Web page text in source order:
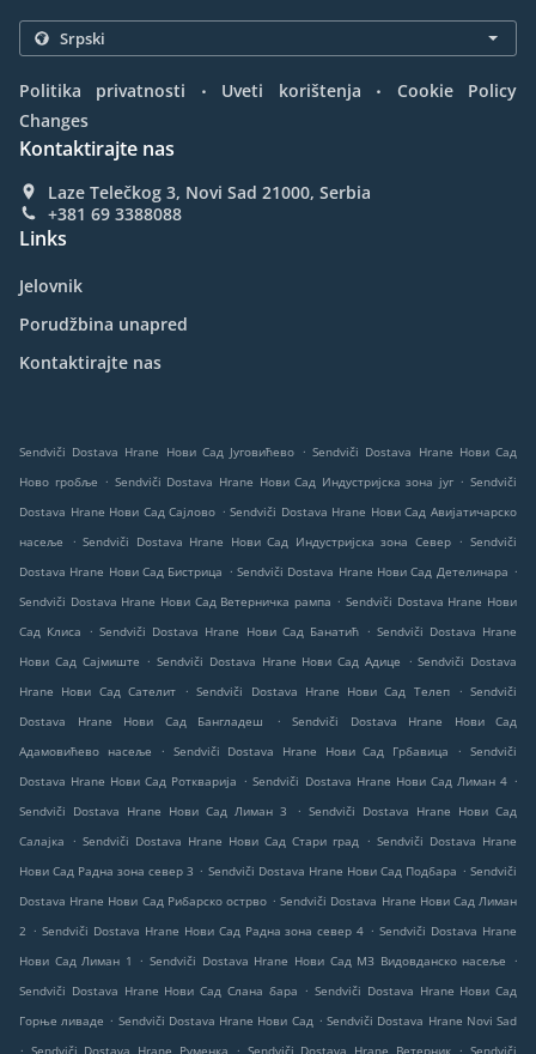
Politika privatnosti . Uveti korištenja .
Cookie Policy
Changes
Kontaktirajte nas
Laze Telečkog 3, Novi Sad 21000, Serbia
+381 69 3388088
Links
Jelovnik
Porudžbina unapred
Kontaktirajte nas
Sendviči Dostava Hrane Нови Сад Југовићево . Sendviči Dostava Hrane Нови Сад
Ново гробље . Sendviči Dostava Hrane Нови Сад Индустријска зона југ . Sendviči
Dostava Hrane Нови Сад Сајлово . Sendviči Dostava Hrane Нови Сад Авијатичарско
насеље
. Sendviči Dostava Hrane Нови Сад Индустријска зона Север . Sendviči
Dostava Hrane Нови Сад Бистрица . Sendviči Dostava Hrane Нови Сад Детелинара .
Sendviči Dostava Hrane Нови Сад Ветерничка рампа . Sendviči Dostava Hrane Нови
Сад Клиса
. Sendviči Dostava Hrane Нови Сад Банатић . Sendviči Dostava Hrane
Нови Сад Сајмиште . Sendviči Dostava Hrane Нови Сад Адице . Sendviči Dostava
Hrane Нови Сад Сателит
. Sendviči Dostava Hrane Нови Сад Телеп . Sendviči
Dostava Hrane Нови Сад Бангладеш
.
Sendviči Dostava Hrane Нови Сад
Адамовићево насеље
. Sendviči Dostava Hrane Нови Сад Грбавица . Sendviči
Dostava Hrane Нови Сад Роткварија . Sendviči Dostava Hrane Нови Сад Лиман 4 .
Sendviči Dostava Hrane Нови Сад Лиман 3
. Sendviči Dostava Hrane Нови Сад
Салајка
. Sendviči Dostava Hrane Нови Сад Стари град . Sendviči Dostava Hrane
Нови Сад Радна зона север 3 . Sendviči Dostava Hrane Нови Сад Подбара . Sendviči
Dostava Hrane Нови Сад Рибарско острво . Sendviči Dostava Hrane Нови Сад Лиман
2 . Sendviči Dostava Hrane Нови Сад Радна зона север 4 . Sendviči Dostava Hrane
Нови Сад Лиман 1
. Sendviči Dostava Hrane Нови Сад МЗ Видовданско насеље
.
Sendviči Dostava Hrane Нови Сад Слана бара . Sendviči Dostava Hrane Нови Сад
Горње ливаде . Sendviči Dostava Hrane Нови Сад . Sendviči Dostava Hrane Novi Sad
.
. .